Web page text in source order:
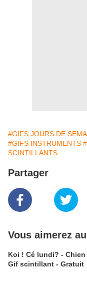
#GIFS JOURS DE
#GIFS INSTRUMENTS
SCINTILLANTS
Partager
Vous aimerez
Koi ! Cé lundi? -
Gif scintillant - Gratuit